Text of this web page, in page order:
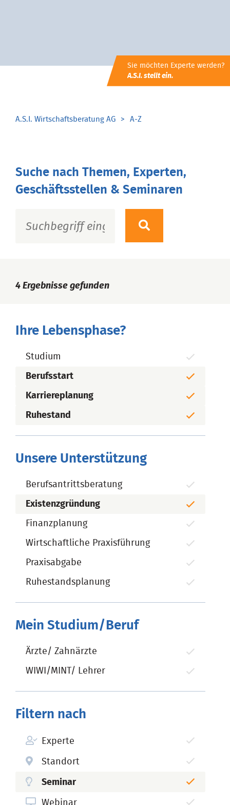
Sie möchten Experte werden?
A.S.I. stellt ein.
A.S.I. Wirtschaftsberatung AG A-Z
Suche nach Themen, Experten,
Geschäftsstellen & Seminaren
4 Ergebnisse gefunden
Ihre Lebensphase?
Studium
Berufsstart
Karriereplanung
Ruhestand
Unsere Unterstützung
Berufsantrittsberatung
Existenzgründung
Finanzplanung
Wirtschaftliche Praxisführung
Praxisabgabe
Ruhestandsplanung
Mein Studium/Beruf
Ärzte/ Zahnärzte
WIWI/MINT/ Lehrer
Filtern nach
Experte
Standort
Seminar
Webinar